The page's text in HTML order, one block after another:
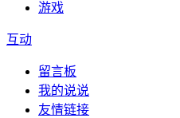
游戏
互动
留言板
我的说说
友情链接